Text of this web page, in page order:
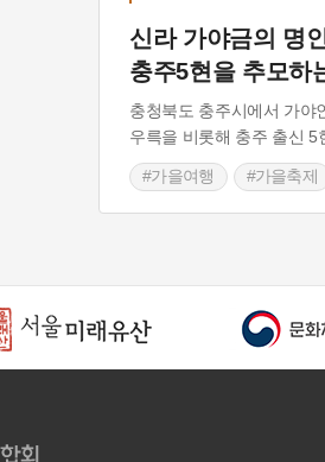
신라 가야금의 명
충주5현을 추모하
충청북도 충주시에서 가야
우륵을 비롯해 충주 출신 5
#가을여행 #가을축제
#가야금 명인 #충주